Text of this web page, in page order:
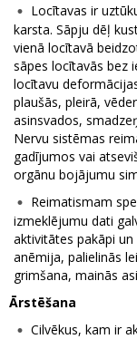
Locītavas ir
karsta. Sāpju dēļ
vienā locītavā
sāpes locītavās bez
locītavu
plaušās, pleirā,
asinsvados,
Nervu sistēmas
gadījumos vai
orgānu bojājumu
Reimatismam
izmeklējumu dati
aktivitātes pakāpi
anēmija, palielinās
grimšana, mainās
Ārstēšana
Cilvēkus, kam ir